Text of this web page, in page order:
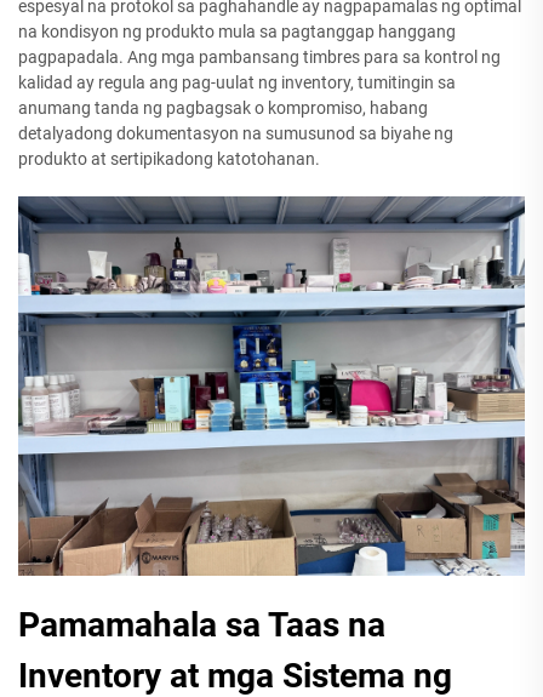
espesyal na protokol sa paghahandle ay nagpapamalas ng optimal
na kondisyon ng produkto mula sa pagtanggap hanggang
pagpapadala. Ang mga pambansang timbres para sa kontrol ng
kalidad ay regula ang pag-uulat ng inventory, tumitingin sa
anumang tanda ng pagbagsak o kompromiso, habang
detalyadong dokumentasyon na sumusunod sa biyahe ng
produkto at sertipikadong katotohanan.
Pamamahala sa Taas na
Inventory at mga Sistema ng